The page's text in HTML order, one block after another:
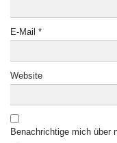
E-Mail *
Website
Benachrichtige mich über